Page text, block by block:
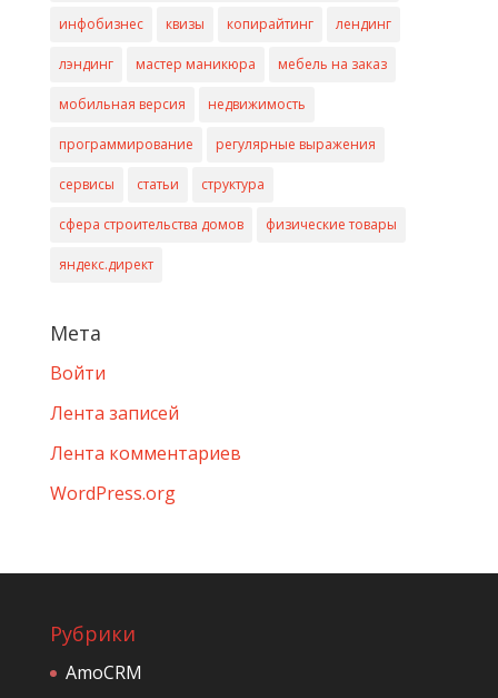
инфобизнес квизы копирайтинг лендинг
лэндинг мастер маникюра мебель на заказ
мобильная версия недвижимость
программирование регулярные выражения
сервисы статьи структура
сфера строительства домов физические товары
яндекс.директ
Мета
Войти
Лента записей
Лента комментариев
WordPress.org
Рубрики
AmoCRM